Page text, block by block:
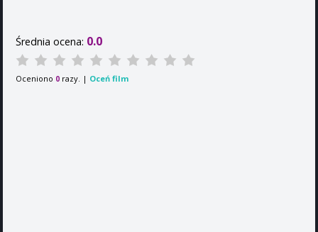
Średnia ocena: 0.0
Oceniono 0 razy. | Oceń film